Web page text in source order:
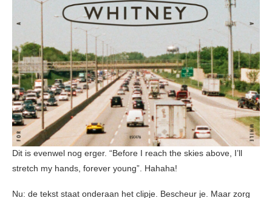
Dit is evenwel nog erger. “Before I reach the skies above, I’ll
stretch my hands, forever young”. Hahaha!
Nu: de tekst staat onderaan het clipje. Bescheur je. Maar zorg